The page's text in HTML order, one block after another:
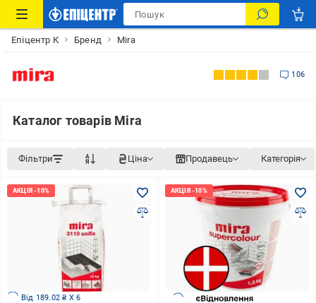
Епіцентр К Бренд Mira
106
Каталог товарів Mira
Фільтри Ціна Продавець Категорія
Від 189.02 ₴ X 6